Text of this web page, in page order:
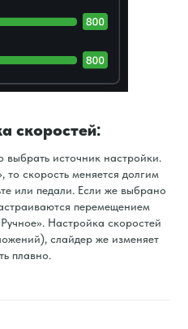
скоростей:
источник настройки.
скорость меняется долгим
или педали. Если же выбрано
перемещением
Настройка скоростей
слайдер же изменяет
плавно.